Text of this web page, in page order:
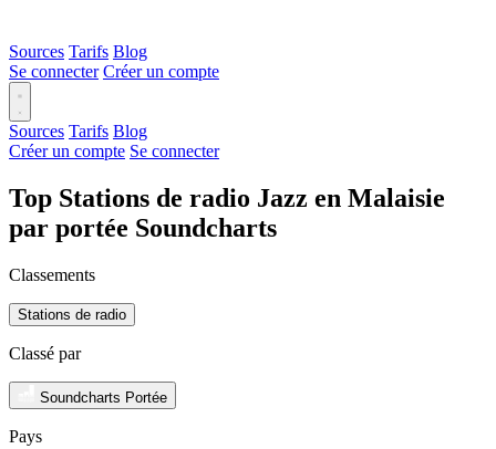
Sources Tarifs Blog
Se connecter Créer un compte
Sources Tarifs Blog
Créer un compte Se connecter
Top Stations de radio Jazz en Malaisie
par portée Soundcharts
Classements
Stations de radio
Classé par
Soundcharts Portée
Pays